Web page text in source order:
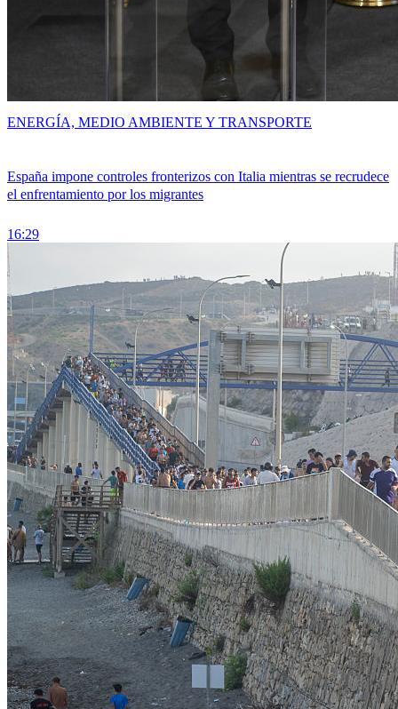
España impone controles fronterizos con Italia mientras se recrudece
el enfrentamiento por los migrantes
16:29
ENERGÍA, MEDIO AMBIENTE Y TRANSPORTE